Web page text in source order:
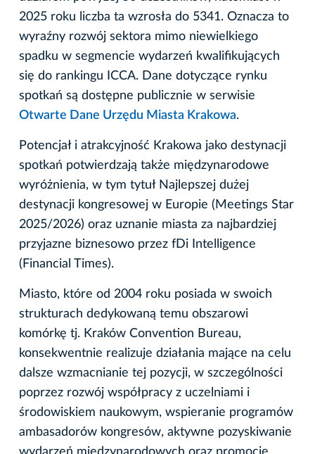
2025 roku liczba ta wzrosła do 5341. Oznacza to
wyraźny rozwój sektora mimo niewielkiego
spadku w segmencie wydarzeń kwalifikujących
się do rankingu ICCA. Dane dotyczące rynku
spotkań są dostępne publicznie w serwisie
Otwarte Dane Urzędu Miasta Krakowa.
Potencjał i atrakcyjność Krakowa jako destynacji
spotkań potwierdzają także międzynarodowe
wyróżnienia, w tym tytuł Najlepszej dużej
destynacji kongresowej w Europie (Meetings Star
2025/2026) oraz uznanie miasta za najbardziej
przyjazne biznesowo przez fDi Intelligence
(Financial Times).
Miasto, które od 2004 roku posiada w swoich
strukturach dedykowaną temu obszarowi
komórkę tj. Kraków Convention Bureau,
konsekwentnie realizuje działania mające na celu
dalsze wzmacnianie tej pozycji, w szczególności
poprzez rozwój współpracy z uczelniami i
środowiskiem naukowym, wspieranie programów
ambasadorów kongresów, aktywne pozyskiwanie